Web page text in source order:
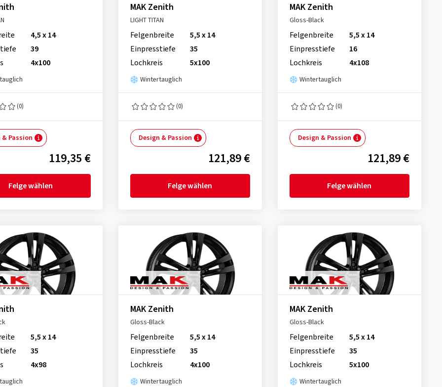
4,5 x 14
39
4x100
(0)
& Passion
119,35 €
Felge wählen
MAK Zenith
LIGHT TITAN
Felgenbreite
5,5 x 14
Einpresstiefe
35
Lochkreis
5x100
Wintertauglich
(0)
Design & Passion
121,89 €
Felge wählen
MAK Zenith
Gloss-Black
Felgenbreite
5,5 x 14
Einpresstiefe
16
Lochkreis
4x108
Wintertauglich
(0)
Design & Passion
121,89 €
Felge wählen
5,5 x 14
35
4x98
MAK Zenith
Gloss-Black
Felgenbreite
5,5 x 14
Einpresstiefe
35
Lochkreis
4x100
Wintertauglich
MAK Zenith
Gloss-Black
Felgenbreite
5,5 x 14
Einpresstiefe
35
Lochkreis
5x100
Wintertauglich